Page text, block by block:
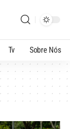
Tv Sobre Nós